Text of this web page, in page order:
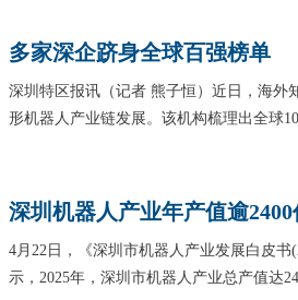
多家深企跻身全球百强榜单
深圳特区报讯（记者 熊子恒）近日，海外
形机器人产业链发展。该机构梳理出全
深圳机器人产业年产值逾2400
4月22日，《深圳市机器人产业发展白皮
示，2025年，深圳市机器人产业总产值达